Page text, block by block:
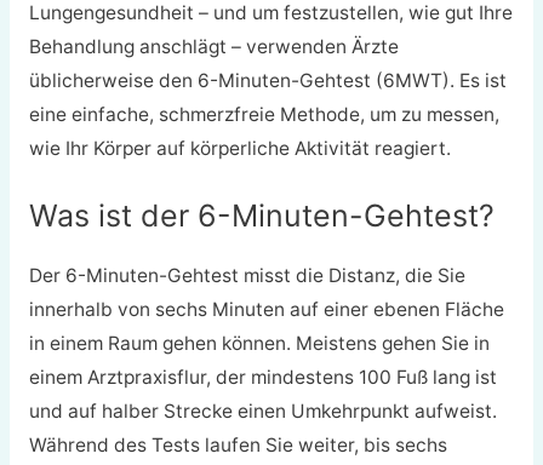
Lungengesundheit – und um festzustellen, wie gut Ihre
Behandlung anschlägt – verwenden Ärzte
üblicherweise den 6-Minuten-Gehtest (6MWT). Es ist
eine einfache, schmerzfreie Methode, um zu messen,
wie Ihr Körper auf körperliche Aktivität reagiert.
Was ist der 6-Minuten-Gehtest?
Der 6-Minuten-Gehtest misst die Distanz, die Sie
innerhalb von sechs Minuten auf einer ebenen Fläche
in einem Raum gehen können. Meistens gehen Sie in
einem Arztpraxisflur, der mindestens 100 Fuß lang ist
und auf halber Strecke einen Umkehrpunkt aufweist.
Während des Tests laufen Sie weiter, bis sechs